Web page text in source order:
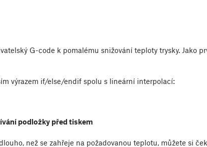
G-code k pomalému snižování teploty trysky. Jako
výrazem if/else/endif spolu s lineární interpolací:
podložky před tiskem
než se zahřeje na požadovanou teplotu, můžete si